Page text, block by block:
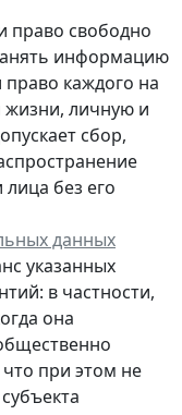
право свободно
информацию
каждого на
жизни, личную и
сбор,
без его
данных
указанных
в частности,
она
при этом не